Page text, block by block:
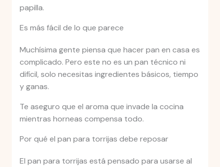
papilla.
Es más fácil de lo que parece
Muchísima gente piensa que hacer pan en casa es
complicado. Pero este no es un pan técnico ni
difícil, solo necesitas ingredientes básicos, tiempo
y ganas.
Te aseguro que el aroma que invade la cocina
mientras horneas compensa todo.
Por qué el pan para torrijas debe reposar
El pan para torrijas está pensado para usarse al